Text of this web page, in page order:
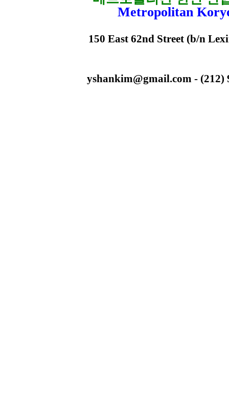
Metropolitan
150 East 62nd Street (b/n
yshankim@gmail.com - (212)